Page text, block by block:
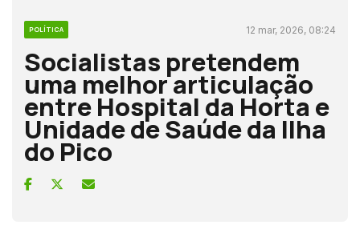
POLÍTICA 12 mar, 2026, 08:24
Socialistas pretendem
uma melhor articulação
entre Hospital da Horta e
Unidade de Saúde da Ilha
do Pico